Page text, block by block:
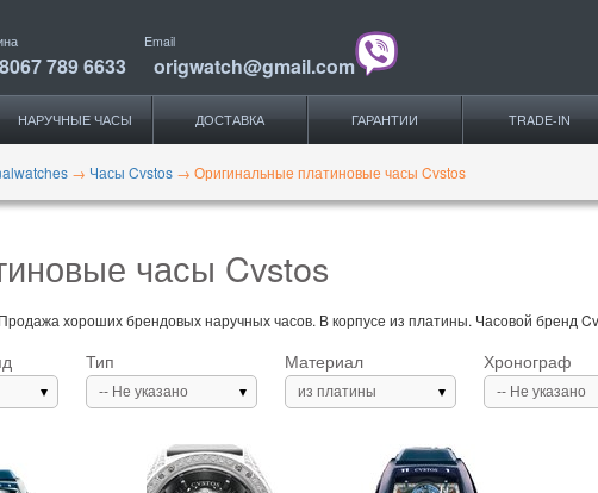
789 6633
Email
origwatch@gmail.com
НАРУЧНЫЕ ЧАСЫ ДОСТАВКА ГАРАНТИИ TRADE-IN
→ Часы Cvstos → Оригинальные платиновые часы Cvstos
часы Cvstos
хороших брендовых наручных часов. В корпусе из платины. Часовой бренд
Тип
-- Не указано
Материал
из платины
Хронограф
-- Не указано